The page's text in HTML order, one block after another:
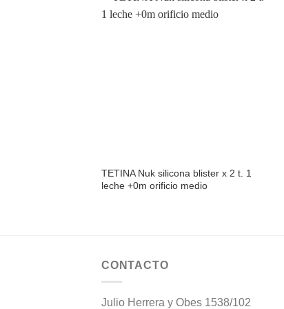
TETINA Nuk silicona blister x 2 t. 1
leche +0m orificio medio
CONTACTO
Julio Herrera y Obes 1538/102